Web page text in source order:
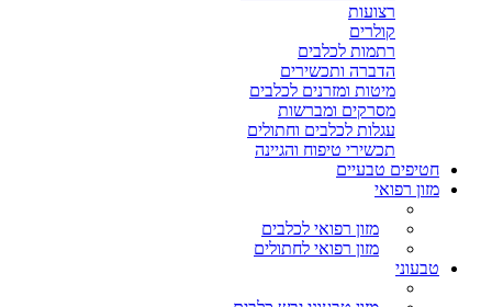
רצועות
קולרים
רתמות לכלבים
הדברה ותכשירים
מיטות ומזרנים לכלבים
מסרקים ומברשות
עגלות לכלבים וחתולים
תכשירי טיפוח והגיינה
חטיפים טבעיים
מזון רפואי
מזון רפואי לכלבים
מזון רפואי לחתולים
טבעוני